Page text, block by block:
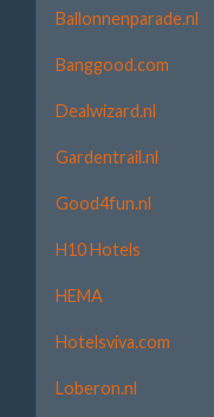
Ballonnenparade.nl
Banggood.com
Dealwizard.nl
Gardentrail.nl
Good4fun.nl
H10 Hotels
HEMA
Hotelsviva.com
Loberon.nl